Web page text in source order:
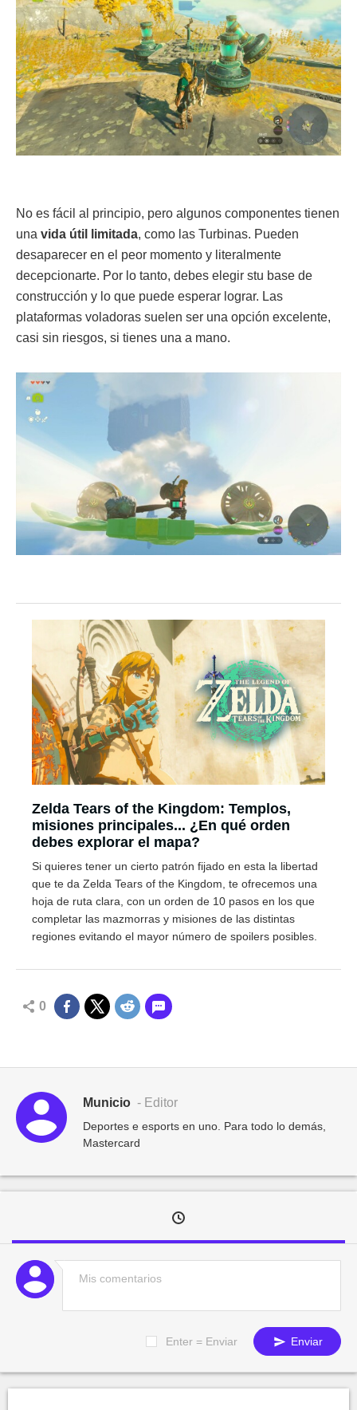
No es fácil al principio, pero algunos componentes tienen
una vida útil limitada, como las Turbinas. Pueden
desaparecer en el peor momento y literalmente
decepcionarte. Por lo tanto, debes elegir stu base de
construcción y lo que puede esperar lograr. Las
plataformas voladoras suelen ser una opción excelente,
casi sin riesgos, si tienes una a mano.
Zelda Tears of the Kingdom: Templos,
misiones principales... ¿En qué orden
debes explorar el mapa?
Si quieres tener un cierto patrón fijado en esta la libertad
que te da Zelda Tears of the Kingdom, te ofrecemos una
hoja de ruta clara, con un orden de 10 pasos en los que
completar las mazmorras y misiones de las distintas
regiones evitando el mayor número de spoilers posibles.
0
Municio - Editor
Deportes e esports en uno. Para todo lo demás,
Mastercard
Enter = Enviar Enviar